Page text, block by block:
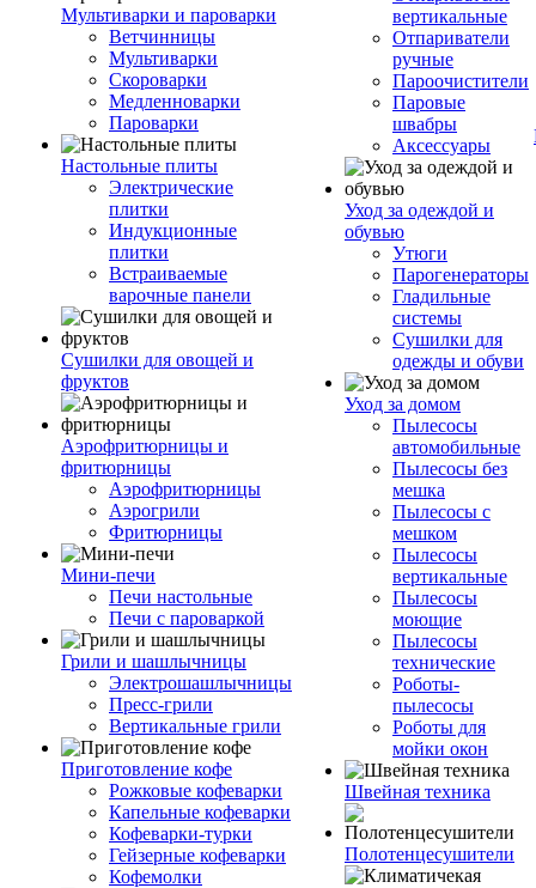
Мультиварки и пароварки
Ветчинницы
Мультиварки
Скороварки
Медленноварки
Пароварки
Настольные плиты
Электрические
плитки
Индукционные
плитки
Встраиваемые
варочные панели
Сушилки для овощей и
фруктов
Аэрофритюрницы и
фритюрницы
Аэрофритюрницы
Аэрогрили
Фритюрницы
Мини-печи
Печи настольные
Печи с пароваркой
Грили и шашлычницы
Электрошашлычницы
Пресс-грили
Вертикальные грили
Приготовление кофе
Рожковые кофеварки
Капельные кофеварки
Кофеварки-турки
Гейзерные кофеварки
Кофемолки
вертикальные
Отпариватели
ручные
Пароочистители
Паровые
швабры
Аксессуары
Уход за одеждой и
обувью
Утюги
Парогенераторы
Гладильные
системы
Сушилки для
одежды и обуви
Уход за домом
Пылесосы
автомобильные
Пылесосы без
мешка
Пылесосы с
мешком
Пылесосы
вертикальные
Пылесосы
моющие
Пылесосы
технические
Роботы-
пылесосы
Роботы для
мойки окон
Швейная техника
Полотенцесушители